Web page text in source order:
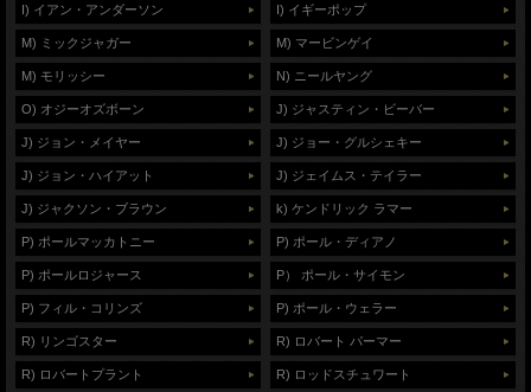
I) イアン・アンダーソン
M) ミックジャガー
M) モリッシー
O) オジーオズボーン
J) ジョン・メイヤー
J) ジョン・ハイアット
J) ジャクソン・ブラウン
P) ポールマッカトニー
P) ポールロジャース
P) フィル・コリンズ
R) リンゴスター
R) ロバートプラント
I) イギーポップ
M) マービンゲイ
N) ニールヤング
J) ジャスティン・ビーバー
J) ジョー・グルシェキー
J) ジェイムス・テイラー
k) ケンドリック ラマー
P) ポール・ディアノ
P） ポール・サイモン
P) ポール・ウェラー
R) ロバート パーマー
R) ロッドスチュワート